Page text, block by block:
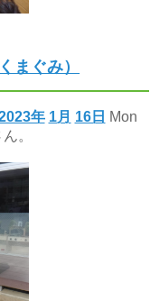
まぐみ）
年 1月 16日 Mon
。